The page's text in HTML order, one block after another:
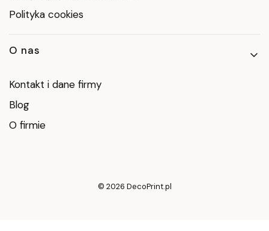
Polityka cookies
O nas
Kontakt i dane firmy
Blog
O firmie
© 2026 DecoPrint.pl